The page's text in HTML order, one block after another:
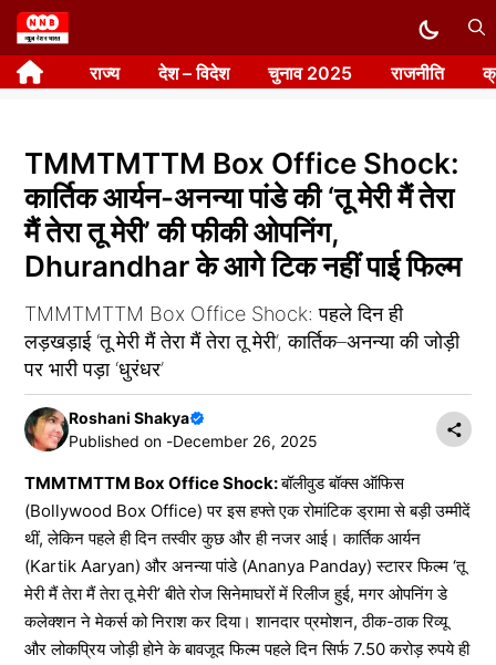
Skip
to
content राज्य देश – विदेश चुनाव 2025 राजनीति
TMMTMTTM Box Office Shock:
कार्तिक आर्यन-अनन्या पांडे की ‘तू मेरी मैं तेरा
मैं तेरा तू मेरी’ की फीकी ओपनिंग,
Dhurandhar के आगे टिक नहीं पाई फिल्म
TMMTMTTM Box Office Shock: पहले दिन ही
लड़खड़ाई ‘तू मेरी मैं तेरा मैं तेरा तू मेरी’, कार्तिक–अनन्या की जोड़ी
पर भारी पड़ा ‘धुरंधर’
Roshani Shakya
Published on -December 26, 2025
TMMTMTTM Box Office Shock:बॉलीवुड बॉक्स ऑफिस
(Bollywood Box Office) पर इस हफ्ते एक रोमांटिक ड्रामा से बड़ी उम्मीदें
थीं, लेकिन पहले ही दिन तस्वीर कुछ और ही नजर आई। कार्तिक आर्यन
(Kartik Aaryan) और अनन्या पांडे (Ananya Panday) स्टारर फिल्म ‘तू
मेरी मैं तेरा मैं तेरा तू मेरी’ बीते रोज सिनेमाघरों में रिलीज हुई, मगर ओपनिंग डे
कलेक्शन ने मेकर्स को निराश कर दिया। शानदार प्रमोशन, ठीक-ठाक रिव्यू
और लोकप्रिय जोड़ी होने के बावजूद फिल्म पहले दिन सिर्फ 7.50 करोड़ रुपये ही